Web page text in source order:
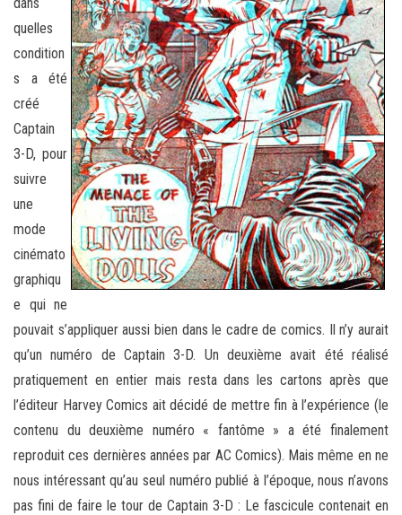
quelles
condition
s a été
créé
Captain
3-D, pour
suivre
une
mode
cinémato
graphiqu
e qui ne
pouvait s’appliquer aussi bien dans le cadre de comics. Il n’y aurait
qu’un numéro de Captain 3-D. Un deuxième avait été réalisé
pratiquement en entier mais resta dans les cartons après que
l’éditeur Harvey Comics ait décidé de mettre fin à l’expérience (le
contenu du deuxième numéro « fantôme » a été finalement
reproduit ces dernières années par AC Comics). Mais même en ne
nous intéressant qu’au seul numéro publié à l’époque, nous n’avons
pas fini de faire le tour de Captain 3-D : Le fascicule contenait en